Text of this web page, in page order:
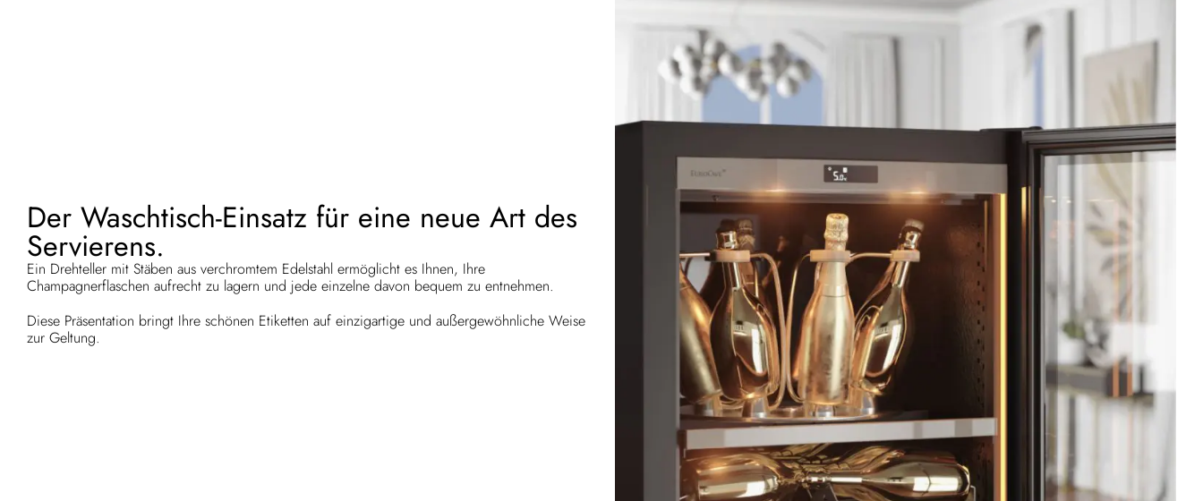
Der Waschtisch-Einsatz für eine neue Art des
Servierens.
Ein Drehteller mit Stäben aus verchromtem Edelstahl ermöglicht es Ihnen, Ihre
Champagnerflaschen aufrecht zu lagern und jede einzelne davon bequem zu entnehmen.
Diese Präsentation bringt Ihre schönen Etiketten auf einzigartige und außergewöhnliche Weise
zur Geltung.